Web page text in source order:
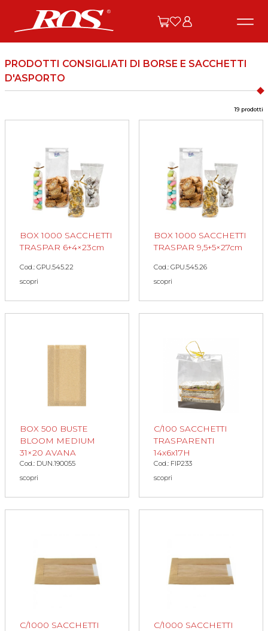
PRODOTTI CONSIGLIATI DI BORSE E SACCHETTI
D'ASPORTO
19 prodotti
BOX 1000 SACCHETTI
TRASPAR 6+4×23cm
Cod.: GPU.545.22
scopri
BOX 1000 SACCHETTI
TRASPAR 9,5+5×27cm
Cod.: GPU.545.26
scopri
BOX 500 BUSTE
BLOOM MEDIUM
31×20 AVANA
Cod.: DUN.190055
scopri
C/100 SACCHETTI
TRASPARENTI
14x6x17H
Cod.: FIP233
scopri
C/1000 SACCHETTI
C/1000 SACCHETTI